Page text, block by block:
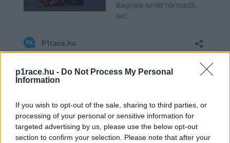
p1race.hu - Do Not Process My Personal
Information
If you wish to opt-out of the sale, sharing to third parties, or
processing of your personal or sensitive information for
targeted advertising by us, please use the below opt-out
section to confirm your selection. Please note that after your